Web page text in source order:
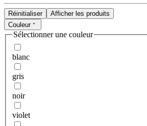
Réinitialiser
Afficher les produits
Couleur
Sélectionner une couleur
blanc
gris
noir
violet